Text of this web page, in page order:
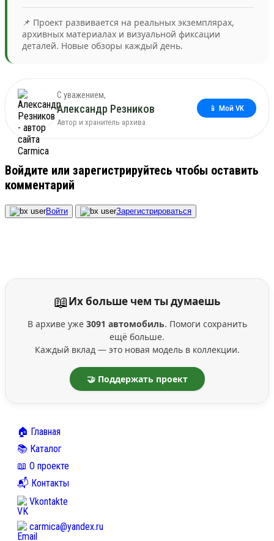
📌 Проект развивается на реальных экземплярах,
архивных материалах и визуальной фиксации
деталей. Новые обзоры каждый день.
С уважением,
Александр Резников
Автор и хранитель архива
📱 Мой VK
Войдите или зарегистрируйтесь чтобы оставить
комментарий
Войти Зарегистрироваться
📖Их больше чем ты думаешь
В архиве уже 3091 автомобиль. Помоги сохранить
ещё больше.
Каждый вклад — это новая модель в коллекции.
🤝 Поддержать проект
🏠 Главная
📚 Каталог
📖 О проекте
📬 Контакты
Vkontakte
carmica@yandex.ru